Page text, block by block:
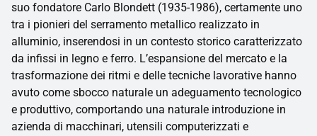
suo fondatore Carlo Blondett (1935-1986), certamente uno
tra i pionieri del serramento metallico realizzato in
alluminio, inserendosi in un contesto storico caratterizzato
da infissi in legno e ferro. L’espansione del mercato e la
trasformazione dei ritmi e delle tecniche lavorative hanno
avuto come sbocco naturale un adeguamento tecnologico
e produttivo, comportando una naturale introduzione in
azienda di macchinari, utensili computerizzati e